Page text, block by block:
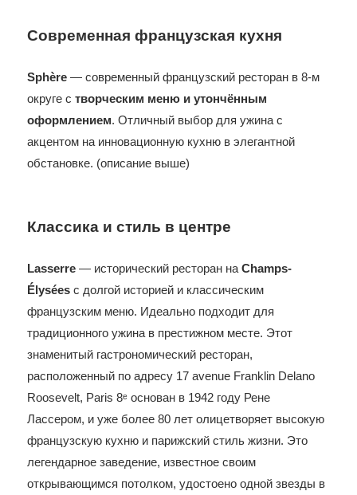
Современная французская кухня
Sphère — современный французский ресторан в 8-м
округе створческим меню и утончённым
оформлением. Отличный выбор для ужина с
акцентом на инновационную кухню в элегантной
обстановке. (описание выше)
Классика и стиль в центре
Lasserre — исторический ресторан наChamps-
Élysées с долгой историей и классическим
французским меню. Идеально подходит для
традиционного ужина в престижном месте. Этот
знаменитый гастрономический ресторан,
расположенный по адресу 17 avenue Franklin Delano
Roosevelt, Paris 8ᵉ основан в 1942 году Рене
Лассером, и уже более 80 лет олицетворяет высокую
французскую кухню и парижский стиль жизни. Это
легендарное заведение, известное своим
открывающимся потолком, удостоено одной звезды в